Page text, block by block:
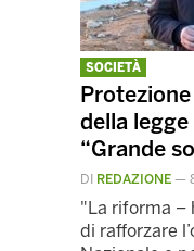
SOCIETÀ
della
“Grande
DI REDAZIONE —
"La riforma –
di rafforzare